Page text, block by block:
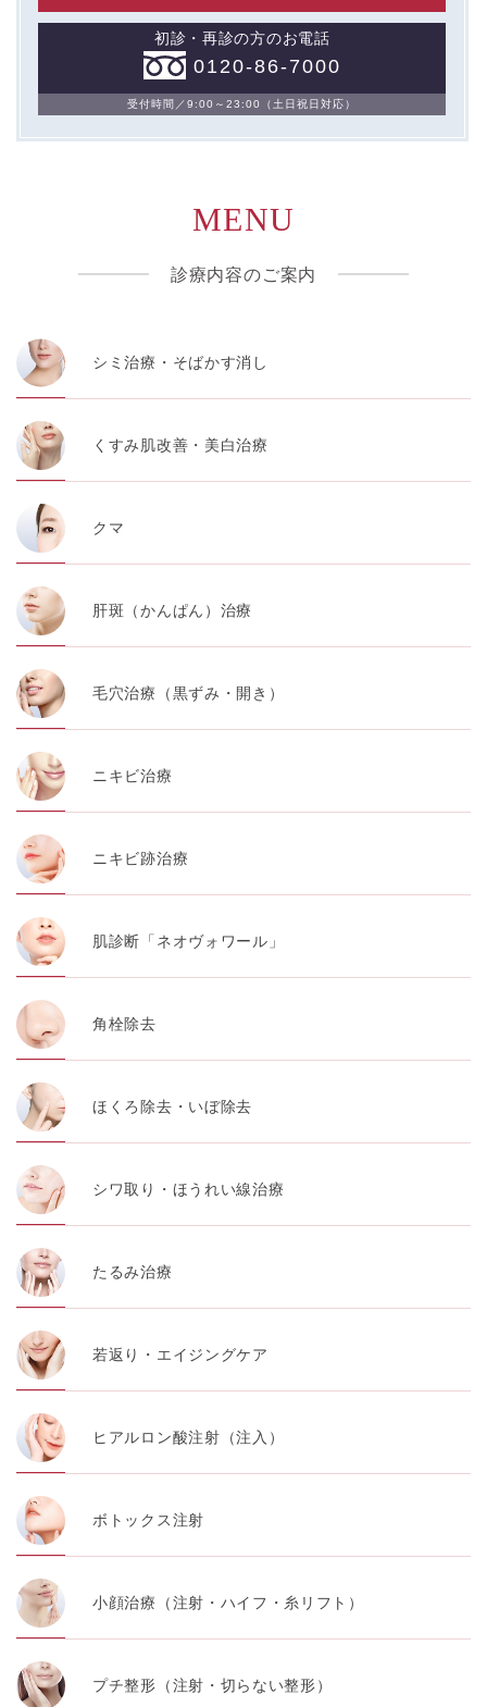
初診・再診の方のお電話
0120-86-7000
受付時間／9:00～23:00（土日祝日対応）
MENU
診療内容のご案内
シミ治療・そばかす消し
くすみ肌改善・美白治療
クマ
肝斑（かんぱん）治療
毛穴治療（黒ずみ・開き）
ニキビ治療
ニキビ跡治療
肌診断「ネオヴォワール」
角栓除去
ほくろ除去・いぼ除去
シワ取り・ほうれい線治療
たるみ治療
若返り・エイジングケア
ヒアルロン酸注射（注入）
ボトックス注射
小顔治療（注射・ハイフ・糸リフト）
プチ整形（注射・切らない整形）